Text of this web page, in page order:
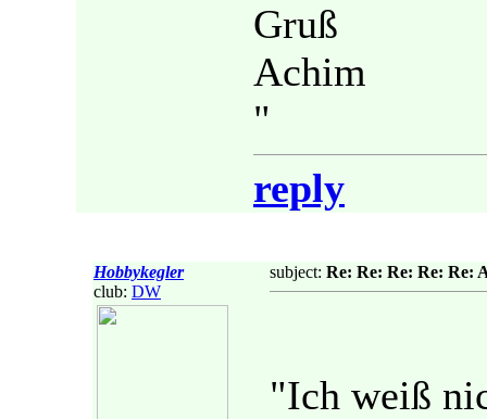
Gruß
Achim
"
reply
Hobbykegler
club: DW
subject: Re: Re: Re: Re: Re:
"Ich weiß